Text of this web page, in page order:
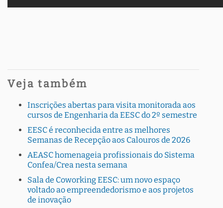
Veja também
Inscrições abertas para visita monitorada aos
cursos de Engenharia da EESC do 2º semestre
EESC é reconhecida entre as melhores
Semanas de Recepção aos Calouros de 2026
AEASC homenageia profissionais do Sistema
Confea/Crea nesta semana
Sala de Coworking EESC: um novo espaço
voltado ao empreendedorismo e aos projetos
de inovação